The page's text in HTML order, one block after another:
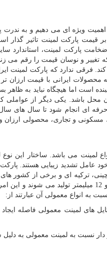
اهمیت ویژه ای می دهیم و به
قیمت پارکت لمینت تاثیر
پارکت لمینت، استاندارد
تغییر و نوسان قیمت را رقم می
ندارد که پارکت لمینت
ایرانی با قیمت ارزان
است اما هیچگاه نباید به ظاهر
محل باشد. یکی دیگر از عواملی
ای انجام شود تا سال های
مسکونی و تجاری، محصولی ارزان
لمینت می باشد. ساختار این
عامل تشدید زیبایی هستند.
ترکیه ای و برخی از کشور های
کنند. انواع شیاردار پارکت لمینت نیز در ضخامت های
به انواع معمولی آن عبارتند از:
لمینت معمولی فاصله
به لمینت معمولی به دلیل